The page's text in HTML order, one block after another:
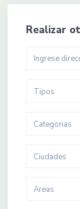
Realizar
Tipos
Categorias
Ciudades
Areas